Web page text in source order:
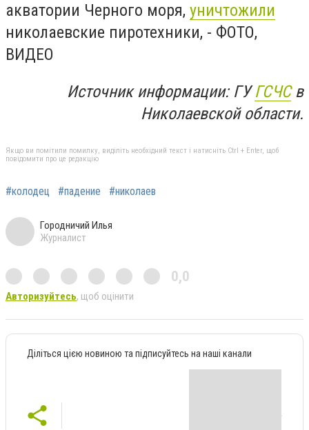
акватории Черного моря, уничтожили
николаевские пиротехники, - ФОТО,
ВИДЕО
Источник информации: ГУГСЧСв
Николаевской области.
Якщо ви помітили помилку, виділіть необхідний текст і натисніть Ctrl + Enter, щоб
повідомити про це редакцію
#колодец #падение #николаев
Городничий Илья
Журналист
0,0
Авторизуйтесь, щоб оцінити
Діліться цією новиною та підписуйтесь на наші канали